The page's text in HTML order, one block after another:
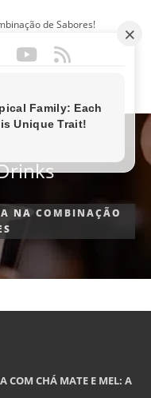
de Sabores!
NA COMBINAÇÃO
COM CHÁ MATE E MEL: A